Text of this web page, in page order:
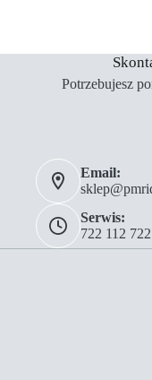
Potrzebujesz
Email:
Serwis:
722 112 722